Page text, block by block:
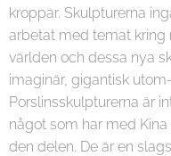
kroppar. Skulpturerna
arbetat med temat kring
världen och dessa nya
imaginär, gigantisk
Porslinsskulpturerna är
något som har med
den delen. De är en